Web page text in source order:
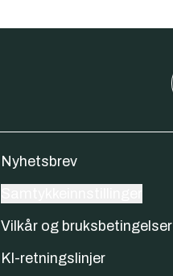
Nyhetsbrev
Vilkår og bruksbetingelser
KI-retningslinjer